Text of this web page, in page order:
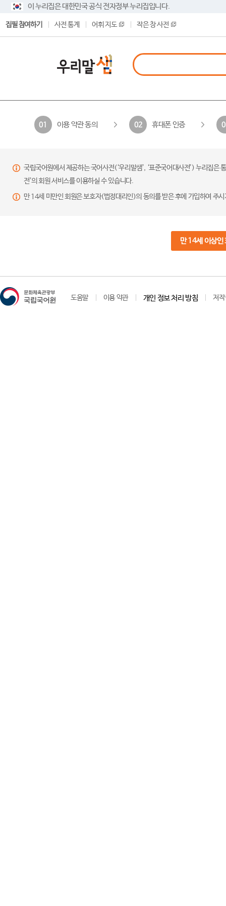
이 누리집은 대한민국 공식 전자정부 누리집입니다.
집필 참여하기 사전 통계 어휘 지도 작은 창 사전
01 이용 약관 동의 02 휴대폰 인증
국립국어원에서 제공하는 국어사전(‘우리말샘’, ‘표준국어대사전’) 누리집
전’의 회원 서비스를 이용하실 수 있습니다.
만 14세 미만인 회원은 보호자(법정대리인)의 동의를 받은 후에 가입하여 주
만 14세 이상인
도움말 이용 약관 개인 정보 처리 방침 저